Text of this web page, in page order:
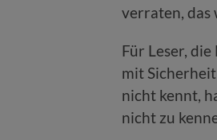
verraten, das
Für Leser,
mit
nicht kennt,
nicht zu